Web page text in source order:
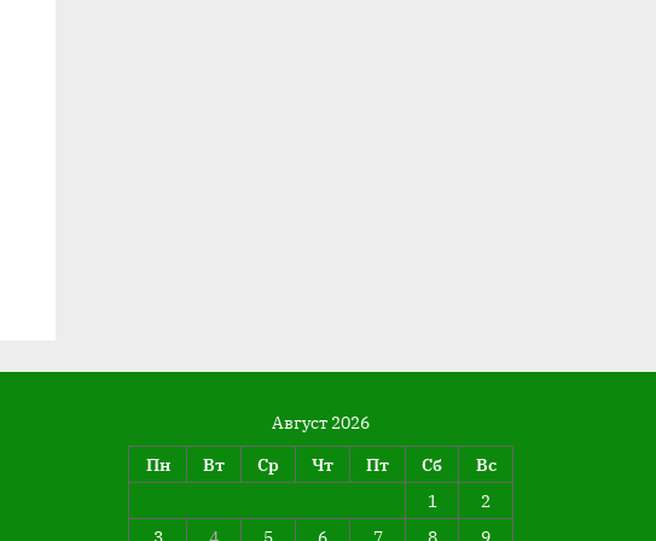
Август 2026
Пн
Вт Ср Чт Пт Сб
Вс
1
2